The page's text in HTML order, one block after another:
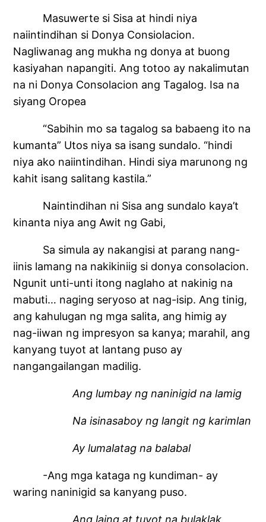
Masuwerte si Sisa at hindi niya
naiintindihan si Donya Consiolacion.
Nagliwanag ang mukha ng donya at buong
kasiyahan napangiti. Ang totoo ay nakalimutan
na ni Donya Consolacion ang Tagalog. Isa na
siyang Oropea
“Sabihin mo sa tagalog sa babaeng ito na
kumanta” Utos niya sa isang sundalo. “hindi
niya ako naiintindihan. Hindi siya marunong ng
kahit isang salitang kastila.”
Naintindihan ni Sisa ang sundalo kaya’t
kinanta niya ang Awit ng Gabi,
Sa simula ay nakangisi at parang nang-
iinis lamang na nakikiniig si donya consolacion.
Ngunit unti-unti itong naglaho at nakinig na
mabuti… naging seryoso at nag-isip. Ang tinig,
ang kahulugan ng mga salita, ang himig ay
nag-iiwan ng impresyon sa kanya; marahil, ang
kanyang tuyot at lantang puso ay
nangangailangan madilig.
Ang lumbay ng naninigid na lamig
Na isinasaboy ng langit ng karimlan
Ay lumalatag na balabal
-Ang mga kataga ng kundiman- ay
waring naninigid sa kanyang puso.
Ang laing at tuyot na bulaklak